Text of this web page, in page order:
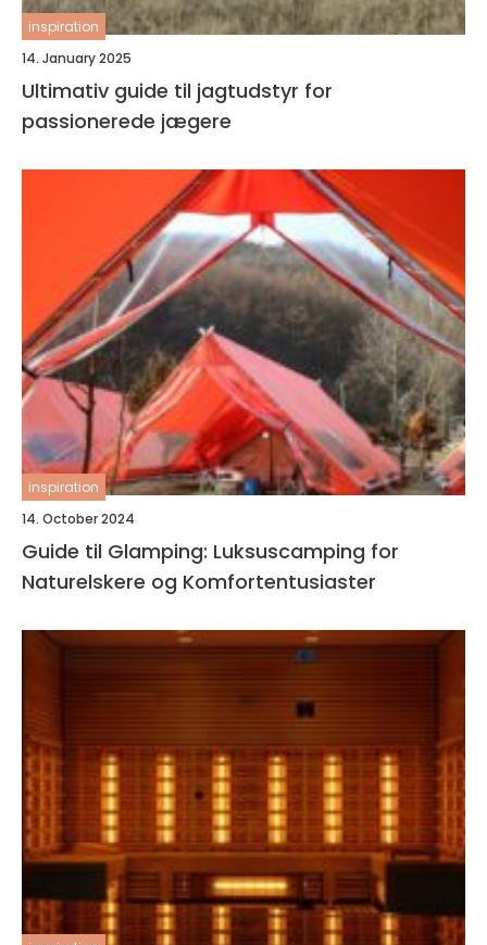
inspiration
14. January 2025
Ultimativ guide til jagtudstyr for
passionerede jægere
inspiration
14. October 2024
Guide til Glamping: Luksuscamping for
Naturelskere og Komfortentusiaster